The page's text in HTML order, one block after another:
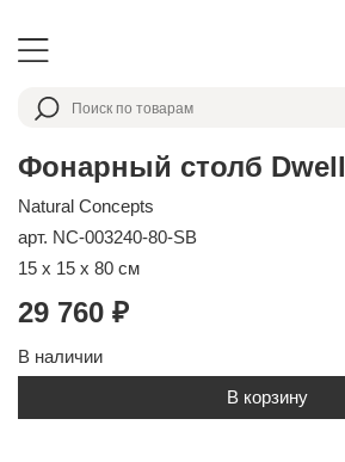
Фонарный столб Dwell
Natural Concepts
арт. NC-003240-80-SB
15 x 15 x 80 см
29 760 ₽
В наличии
В корзину